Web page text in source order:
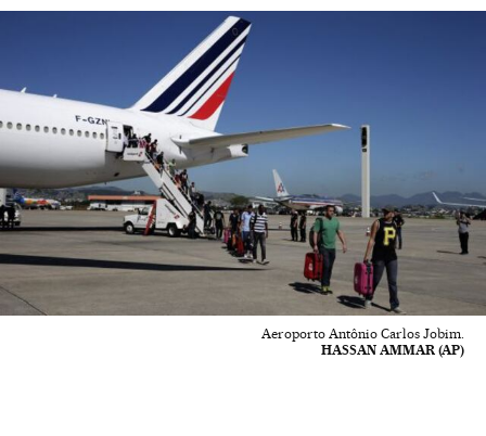
Aeroporto Antônio Carlos Jobim.
HASSAN AMMAR (AP)